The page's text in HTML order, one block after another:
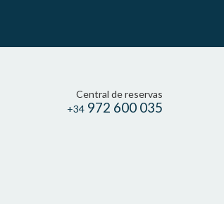
Central de reservas
+34 972 600 035